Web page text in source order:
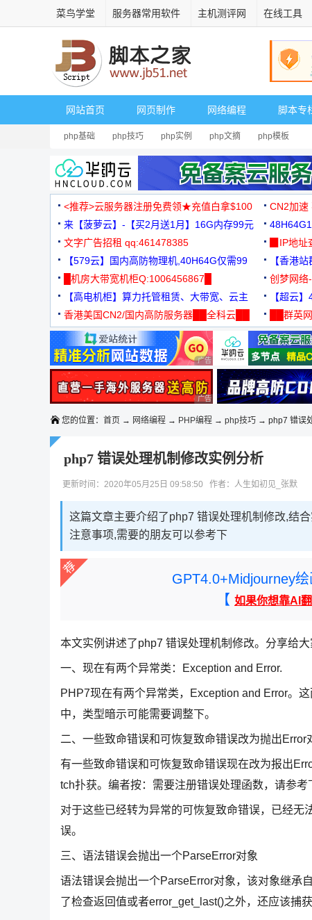
菜鸟学堂 服务器常用软件 主机测评网 在线工具
网站首页 网页制作 网络编程 脚本专
php基础 php技巧 php实例 php文摘 php模板
<推荐>云服务器注册免费领★充值白拿$100 CN2加速
来【菠萝云】-【买2月送1月】16G内存99元
3000+
文字广告招租 qq:461478385
▉IP地
【579云】国内高防物理机,40H64G仅需99
元
【香港
█机房大带宽机柜Q:1006456867█
创梦网络
88元/月
【高电机柜】算力托管租赁、大带宽、云主
机
【超云
香港美国CN2/国内高防服务器██全科云██
██群英
◆◆◆
广告 商业广告，理性选择
广告 商业广告，理性选择
您的位置： 首页 → 网络编程 → PHP编程 → php技巧 → php7 错误
php7 错误处理机制修改实例分析
更新时间：2020年05月25日 09:58:50 作者：人生如初见_张默
这篇文章主要介绍了php7 错误处理机制修改,结
注意事项,需要的朋友可以参考下
GPT4.0+Midjourney
【 如果你想靠AI
本文实例讲述了php7 错误处理机制修改。分享给大
一、现在有两个异常类：Exception and Error.
PHP7现在有两个异常类，Exception and Error。
中，类型暗示可能需要调整下。
二、一些致命错误和可恢复致命错误改为抛出Error
有一些致命错误和可恢复致命错误现在改为报出
tch扑获。编者按：需要注册错误处理函数，请参考
对于这些已经转为异常的可恢复致命错误，已经
误。
三、语法错误会抛出一个ParseError对象
语法错误会抛出一个ParseError对象，该对象继承
了检查返回值或者error_get_last()之外，还应该捕